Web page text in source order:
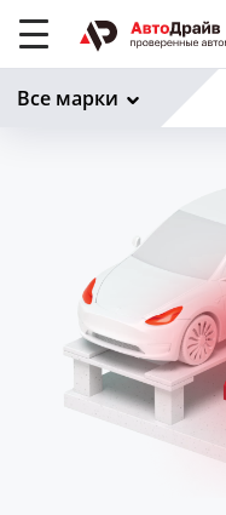
Все марки